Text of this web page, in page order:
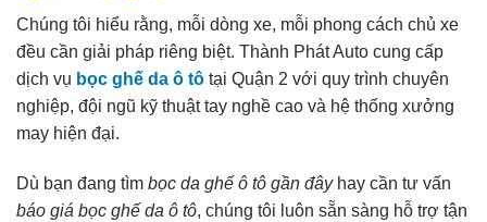
Chúng tôi hiểu rằng, mỗi dòng xe, mỗi phong cách chủ xe
đều cần giải pháp riêng biệt. Thành Phát Auto cung cấp
dịch vụ bọc ghế da ô tô tại Quận 2 với quy trình chuyên
nghiệp, đội ngũ kỹ thuật tay nghề cao và hệ thống xưởng
may hiện đại.
Dù bạn đang tìm bọc da ghế ô tô gần đâyhay cần tư vấn
báo giá bọc ghế da ô tô, chúng tôi luôn sẵn sàng hỗ trợ tận